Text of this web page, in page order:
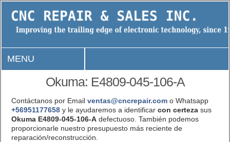
MENU
Okuma: E4809-045-106-A
Contáctanos por Email ventas@cncrepair.como Whatsapp
+56951177658y le ayudaremos a identificar con certezasus
Okuma E4809-045-106-Adefectuoso. También podemos
proporcionarle nuestro presupuesto más reciente de
reparación/reconstrucción.